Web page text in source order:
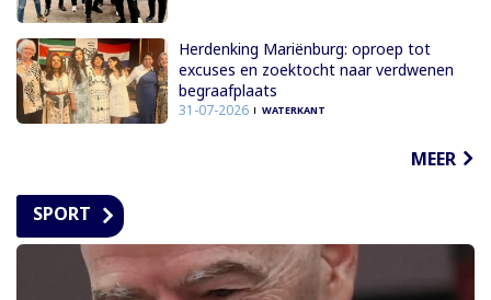
Herdenking Mariënburg: oproep tot
excuses en zoektocht naar verdwenen
begraafplaats
31-07-2026 WATERKANT
MEER
SPORT